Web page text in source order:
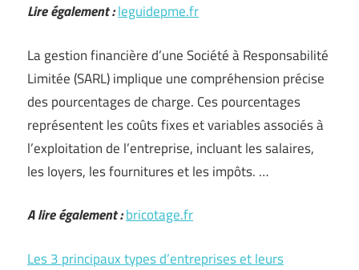
Lire également :leguidepme.fr
La gestion financière d’une Société à Responsabilité
Limitée (SARL) implique une compréhension précise
des pourcentages de charge. Ces pourcentages
représentent les coûts fixes et variables associés à
l’exploitation de l’entreprise, incluant les salaires,
les loyers, les fournitures et les impôts. …
A lire également :bricotage.fr
Les 3 principaux types d’entreprises et leurs